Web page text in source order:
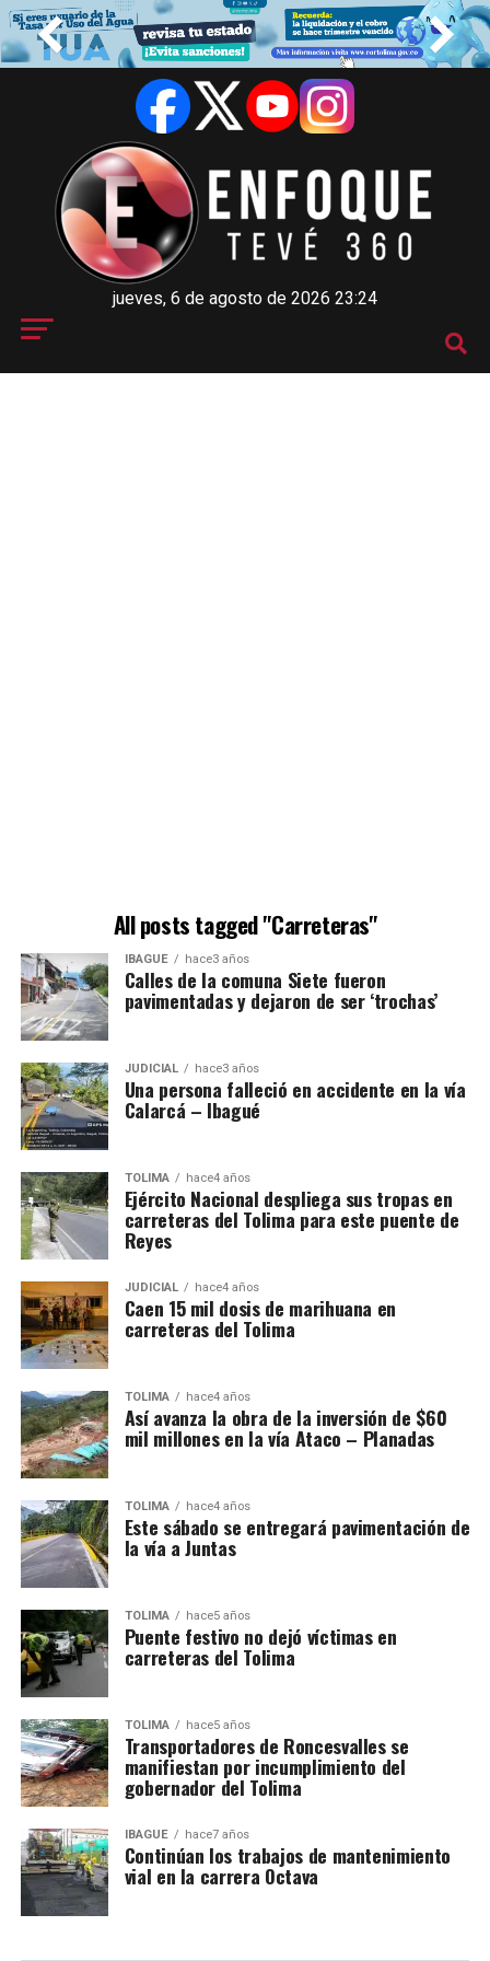
jueves, 6 de agosto de 2026 23:24
All posts tagged "Carreteras"
IBAGUÉ hace3 años
Calles de la comuna Siete fueron
pavimentadas y dejaron de ser ‘trochas’
JUDICIAL hace3 años
Una persona falleció en accidente en la vía
Calarcá – Ibagué
TOLIMA hace4 años
Ejército Nacional despliega sus tropas en
carreteras del Tolima para este puente de
Reyes
JUDICIAL hace4 años
Caen 15 mil dosis de marihuana en
carreteras del Tolima
TOLIMA hace4 años
Así avanza la obra de la inversión de $60
mil millones en la vía Ataco – Planadas
TOLIMA hace4 años
Este sábado se entregará pavimentación de
la vía a Juntas
TOLIMA hace5 años
Puente festivo no dejó víctimas en
carreteras del Tolima
TOLIMA hace5 años
Transportadores de Roncesvalles se
manifiestan por incumplimiento del
gobernador del Tolima
IBAGUÉ hace7 años
Continúan los trabajos de mantenimiento
vial en la carrera Octava